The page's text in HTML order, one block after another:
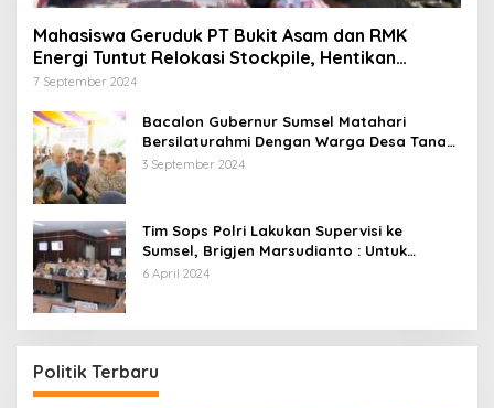
Mahasiswa Geruduk PT Bukit Asam dan RMK
Energi Tuntut Relokasi Stockpile, Hentikan
Pembangunan Dermaga yang Rusak Kesehatan
7 September 2024
Bacalon Gubernur Sumsel Matahari
Bersilaturahmi Dengan Warga Desa Tanah
Abang Utara ini Visi dan Misinya
3 September 2024
Tim Sops Polri Lakukan Supervisi ke
Sumsel, Brigjen Marsudianto : Untuk
Perkuat Langkah Polda.
6 April 2024
Politik Terbaru